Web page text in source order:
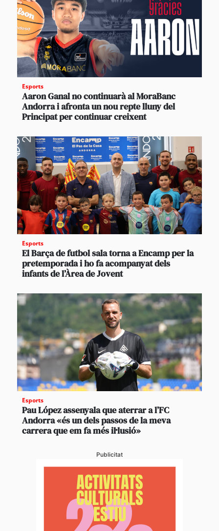
Esports
Aaron Ganal no continuarà al MoraBanc
Andorra i afronta un nou repte lluny del
Principat per continuar creixent
Esports
El Barça de futbol sala torna a Encamp per la
pretemporada i ho fa acompanyat dels
infants de l’Àrea de Jovent
Esports
Pau López assenyala que aterrar a l’FC
Andorra «és un dels passos de la meva
carrera que em fa més il·lusió»
Publicitat